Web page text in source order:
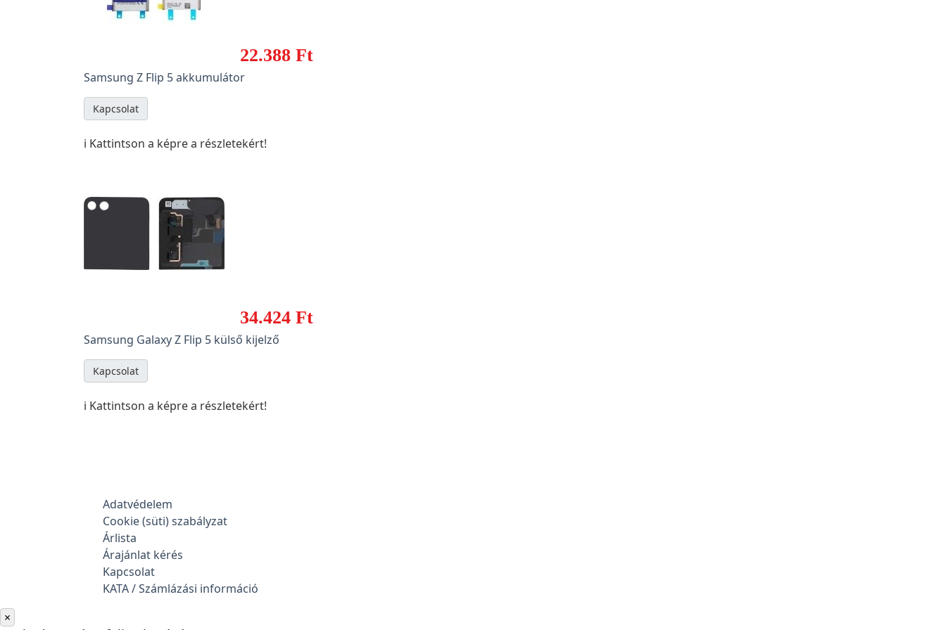
22.388 Ft
Samsung Z Flip 5 akkumulátor
Kapcsolat
ℹ️ Kattintson a képre a részletekért!
34.424 Ft
Samsung Galaxy Z Flip 5 külső kijelző
Kapcsolat
ℹ️ Kattintson a képre a részletekért!
Adatvédelem
Cookie (süti) szabályzat
Árlista
Árajánlat kérés
Kapcsolat
KATA / Számlázási információ
×